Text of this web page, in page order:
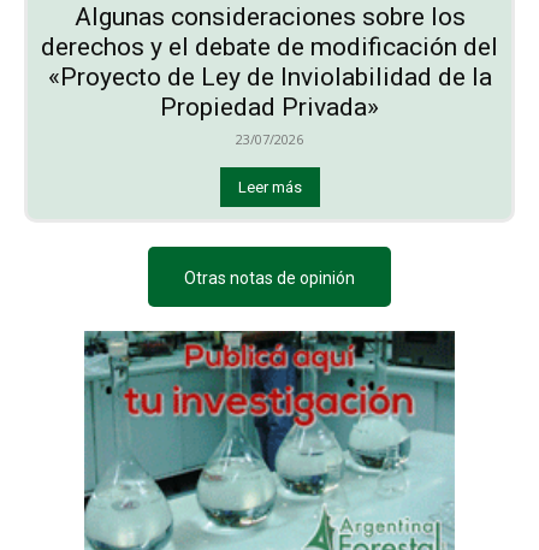
Algunas consideraciones sobre los
derechos y el debate de modificación del
«Proyecto de Ley de Inviolabilidad de la
Propiedad Privada»
23/07/2026
Leer más
Otras notas de opinión